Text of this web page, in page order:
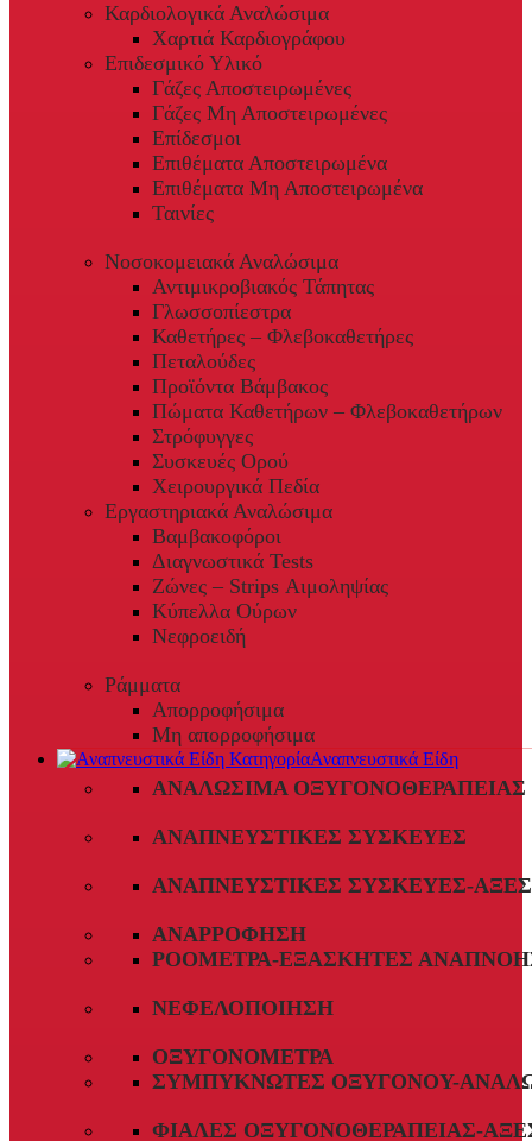
Καρδιολογικά Αναλώσιμα
Χαρτιά Καρδιογράφου
Επιδεσμικό Υλικό
Γάζες Αποστειρωμένες
Γάζες Μη Αποστειρωμένες
Επίδεσμοι
Επιθέματα Αποστειρωμένα
Επιθέματα Μη Αποστειρωμένα
Ταινίες
Νοσοκομειακά Αναλώσιμα
Αντιμικροβιακός Τάπητας
Γλωσσοπίεστρα
Καθετήρες – Φλεβοκαθετήρες
Πεταλούδες
Προϊόντα Βάμβακος
Πώματα Καθετήρων – Φλεβοκαθετήρων
Στρόφυγγες
Συσκευές Ορού
Χειρουργικά Πεδία
Εργαστηριακά Αναλώσιμα
Βαμβακοφόροι
Διαγνωστικά Tests
Ζώνες – Strips Αιμοληψίας
Κύπελλα Ούρων
Νεφροειδή
Ράμματα
Απορροφήσιμα
Μη απορροφήσιμα
Αναπνευστικά Είδη
ΑΝΑΛΏΣΙΜΑ ΟΞΥΓΟΝΟΘΕΡΑΠΕΊΑΣ
ΑΝΑΠΝΕΥΣΤΙΚΈΣ ΣΥΣΚΕΥΈΣ
ΑΝΑΠΝΕΥΣΤΙΚΈΣ ΣΥΣΚΕΥΈΣ-
ΑΝΑΡΡΌΦΗΣΗ
ΡΟΌΜΕΤΡΑ-ΕΞΑΣΚΗΤΈΣ
ΝΕΦΕΛΟΠΟΊΗΣΗ
ΟΞΥΓΟΝΌΜΕΤΡΑ
ΣΥΜΠΥΚΝΩΤΈΣ ΟΞΥΓΌΝΟΥ-
ΦΙΆΛΕΣ ΟΞΥΓΟΝΟΘΕΡΑΠΕΊΑΣ-